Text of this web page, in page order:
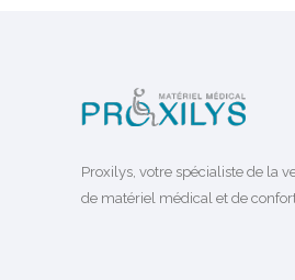
Proxilys, votre spécialiste de la
de matériel médical et de